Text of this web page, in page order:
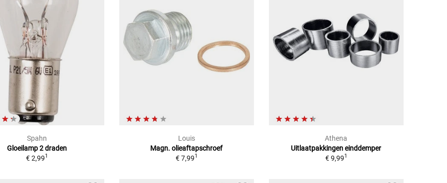
Spahn
Gloeilamp 2 draden
€ 2,991
Louis
Magn. olieaftapschroef
€ 7,991
Athena
Uitlaatpakkingen einddemper
€ 9,991